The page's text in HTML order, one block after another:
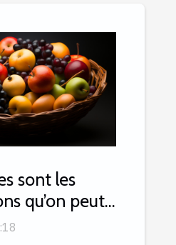
sont les
qu’on peut
les affaires ?